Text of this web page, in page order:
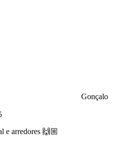
Gonçalo
e arredores 🙌🏼